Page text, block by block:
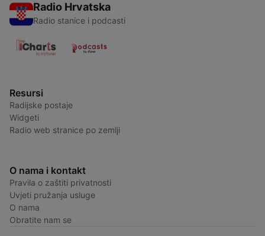
Radio Hrvatska
Radio stanice i podcasti
Resursi
Radijske postaje
Widgeti
Radio web stranice po zemlji
O nama i kontakt
Pravila o zaštiti privatnosti
Uvjeti pružanja usluge
O nama
Obratite nam se